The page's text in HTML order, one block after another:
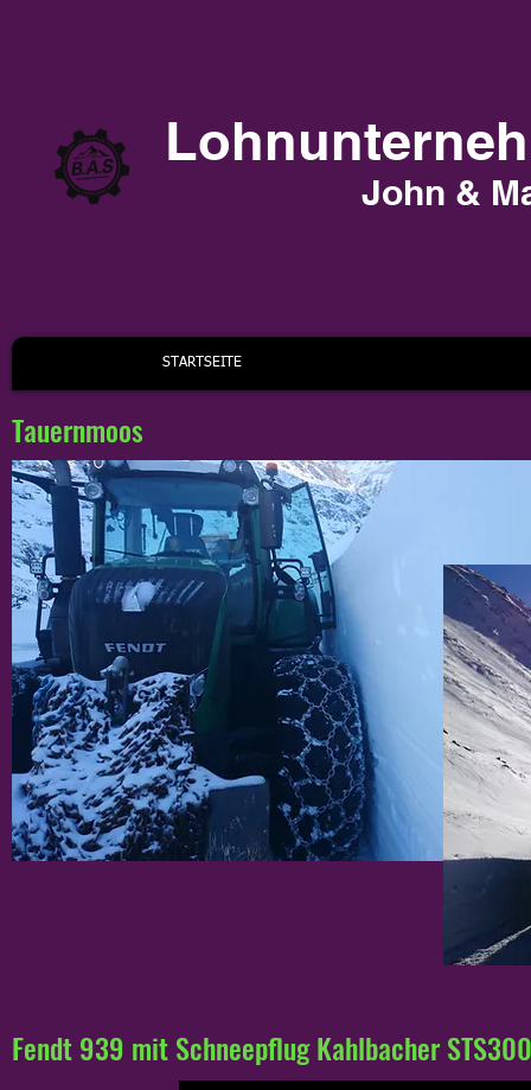
John &
STARTSEITE
Tauernmoos
Fendt 939 mit Schneepflug Kahlbacher STS300